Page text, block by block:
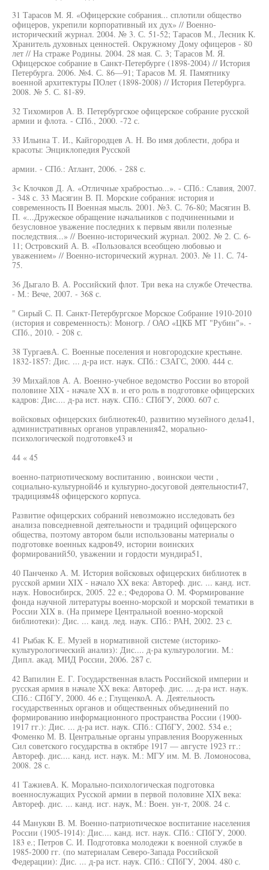
31 Тарасов М. Я. «Офицерские собрания... сплотили общество
офицеров, укрепили корпоративный их дух» // Военно-
исторический журнал. 2004. № 3. С. 51-52; Тарасов М., Лесник К.
Хранитель духовных ценностей. Окружному Дому офицеров - 80
лет // На страже Родины. 2004. 28 мая. С. 3; Тарасов М. Я.
Офицерское собрание в Санкт-Петербурге (1898-2004) // История
Петербурга. 2006. №4. С. 86—91; Тарасов М. Я. Памятнику
военной архитектуры ПОлет (1898-2008) // История Петербурга.
2008. № 5. С. 81-89.
32 Тихомиров А. В. Петербургское офицерское собрание русской
армии и флота. - СПб., 2000. -72 с.
33 Ильина Т. И., Кайгородцев А. Н. Во имя доблести, добра и
красоты: Энциклопедия Русской
армии. - СПб.: Атлант, 2006. - 288 с.
3< Клочков Д. А. «Отличные храбростью...». - СПб.: Славия, 2007.
- 348 с. 33 Масягин В. П. Морские собрания: история и
современность II Военная мысль. 2001. №3. С. 76-80; Масягин В.
П. «...Дружеское обращение начальников с подчиненными и
безусловное уважение последних к первым явили полезные
последствия...» // Военно-исторический журнал. 2002. № 2. С. 6-
11; Островский А. В. «Пользовался всеобщею любовью и
уважением» // Военно-исторический журнал. 2003. № 11. С. 74-
75.
36 Дыгало В. А. Российский флот. Три века на службе Отечества.
- М.: Вече, 2007. - 368 с.
" Сирый С. П. Санкт-Петербургское Морское Собрание 1910-2010
(история и современность): Моногр. / ОАО «ЦКБ МТ "Рубин"». -
СПб., 2010. - 208 с.
38 ТургаевА. С. Военные поселения и новгородские крестьяне.
1832-1857: Дис. ... д-ра ист. наук. СПб.: СЗАГС, 2000. 444 с.
39 Михайлов А. А. Военно-учебное ведомство России во второй
половине XIX - начале XX в. и его роль в подготовке офицерских
кадров: Дис.... д-ра ист. наук. СПб.: СПбГУ, 2000. 607 с.
войсковых офицерских библиотек40, развитию музейного дела41,
административных органов управления42, морально-
психологической подготовке43 и
44 « 45
военно-патриотическому воспитанию , воинскои чести ,
социально-культурной46 и культурно-досуговой деятельности47,
традициям48 офицерского корпуса.
Развитие офицерских собраний невозможно исследовать без
анализа повседневной деятельности и традиций офицерского
общества, поэтому автором были использованы материалы о
подготовке военных кадров49, истории воинских
формирований50, уважении и гордости мундира51,
40 Панченко А. М. История войсковых офицерских библиотек в
русской армии XIX - начало XX века: Автореф. дис. ... канд. ист.
наук. Новосибирск, 2005. 22 е.; Федорова О. М. Формирование
фонда научной литературы военно-морской и морской тематики в
России XIX в. (На примере Центральной военно-морской
библиотеки): Дис. ... канд. лед. наук. СПб.: РАН, 2002. 23 с.
41 Рыбак К. Е. Музей в нормативной системе (историко-
культурологический анализ): Дис.... д-ра культурологии. М.:
Дипл. акад. МИД России, 2006. 287 с.
42 Вапилин Е. Г. Государственная власть Российской империи и
русская армия в начале XX века: Автореф. дис. ... д-ра ист. наук.
СПб.: СПбГУ, 2000. 46 е.; ГлущенкоА. А. Деятельность
государственных органов и общественных объединений по
формированию информационного пространства России (1900-
1917 гг.): Дис. ... д-ра ист. наук. СПб.: СПбГУ, 2002. 534 е.;
Фоменко М. В. Центральные органы управления Вооруженных
Сил советского государства в октябре 1917 — августе 1923 гг.:
Автореф. дис.... канд. ист. наук. М.: МГУ им. М. В. Ломоносова,
2008. 28 с.
41 ТажиевА. К. Морально-психологическая подготовка
военнослужащих Русской армии в первой половине XIX века:
Автореф. дис. ... канд. исг. наук, М.: Воен. ун-т, 2008. 24 с.
44 Манукян В. М. Военно-патриотическое воспитание населения
России (1905-1914): Дис.... канд. ист. наук. СПб.: СПбГУ, 2000.
183 е.; Петров С. И. Подготовка молодежи к военной службе в
1985-2000 гг. (по материалам Северо-Запада Российской
Федерации): Дис. ... д-ра ист. наук. СПб.: СПбГУ, 2004. 480 с.